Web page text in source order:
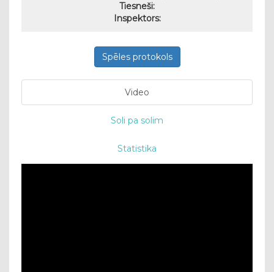
Tiesneši:
Inspektors:
Spēles protokols
Video
Soli pa solim
Statistika